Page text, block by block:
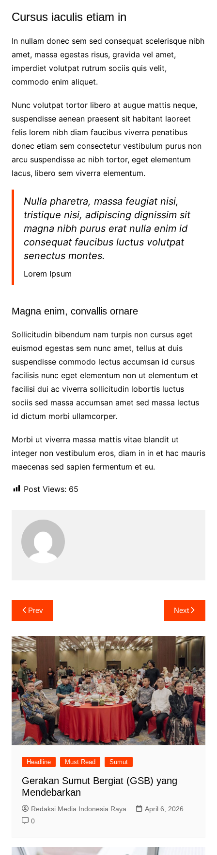
c
e
b
o
o
k
k
e
dI
n
at
s
A
p
p
Cursus iaculis etiam in
In nullam donec sem sed consequat scelerisque nibh
amet, massa egestas risus, gravida vel amet,
imperdiet volutpat rutrum sociis quis velit,
commodo enim aliquet.
Nunc volutpat tortor libero at augue mattis neque,
suspendisse aenean praesent sit habitant laoreet
felis lorem nibh diam faucibus viverra penatibus
donec etiam sem consectetur vestibulum purus non
arcu suspendisse ac nibh tortor, eget elementum
lacus, libero sem viverra elementum.
Nulla pharetra, massa feugiat nisi,
tristique nisi, adipiscing dignissim sit
magna nibh purus erat nulla enim id
consequat faucibus luctus volutpat
senectus montes.
Lorem Ipsum
Magna enim, convallis ornare
Sollicitudin bibendum nam turpis non cursus eget
euismod egestas sem nunc amet, tellus at duis
suspendisse commodo lectus accumsan id cursus
facilisis nunc eget elementum non ut elementum et
facilisi dui ac viverra sollicitudin lobortis luctus
sociis sed massa accumsan amet sed massa lectus
id dictum morbi ullamcorper.
Morbi ut viverra massa mattis vitae blandit ut
integer non vestibulum eros, diam in in et hac mauris
maecenas sed sapien fermentum et eu.
Post Views: 65
Navigasi
pos
Prev Next
Headline Must Read Sumut
Gerakan Sumut Bergiat (GSB) yang
Mendebarkan
Redaksi Media Indonesia Raya
April 6, 2026
0